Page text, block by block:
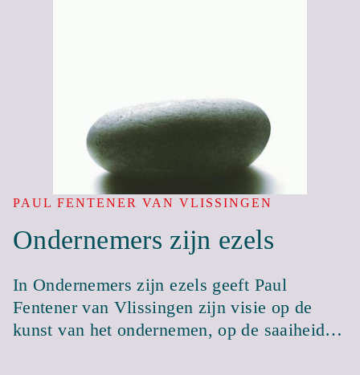
PAUL FENTENER VAN VLISSINGEN
Ondernemers zijn ezels
In Ondernemers zijn ezels geeft Paul
Fentener van Vlissingen zijn visie op de
kunst van het ondernemen, op de saaiheid…